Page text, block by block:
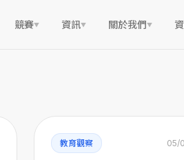
競賽▼ 資訊▼ 關於我們▼
教育觀察 05/